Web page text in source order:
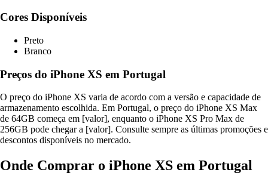
Cores Disponíveis
Preto
Branco
Preços do iPhone XS em Portugal
O preço do iPhone XS varia de acordo com a versão e capacidade de
armazenamento escolhida. Em Portugal, o preço do iPhone XS Max
de 64GB começa em [valor], enquanto o iPhone XS Pro Max de
256GB pode chegar a [valor]. Consulte sempre as últimas promoções e
descontos disponíveis no mercado.
Onde Comprar o iPhone XS em Portugal